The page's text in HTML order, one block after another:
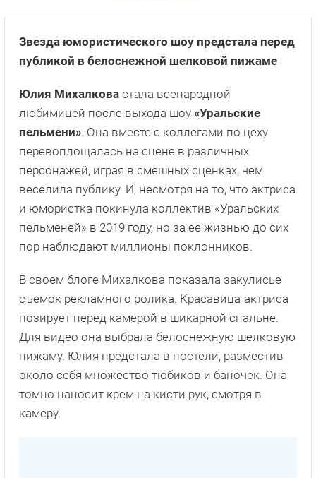
Звезда юмористического шоу предстала перед
публикой в белоснежной шелковой пижаме
Юлия Михалкова стала всенародной
любимицей после выхода шоу «Уральские
пельмени». Она вместе с коллегами по цеху
перевоплощалась на сцене в различных
персонажей, играя в смешных сценках, чем
веселила публику. И, несмотря на то, что актриса
и юмористка покинула коллектив «Уральских
пельменей» в 2019 году, но за ее жизнью до сих
пор наблюдают миллионы поклонников.
В своем блоге Михалкова показала закулисье
съемок рекламного ролика. Красавица-актриса
позирует перед камерой в шикарной спальне.
Для видео она выбрала белоснежную шелковую
пижаму. Юлия предстала в постели, разместив
около себя множество тюбиков и баночек. Она
томно наносит крем на кисти рук, смотря в
камеру.